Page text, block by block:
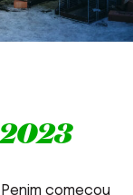
começou